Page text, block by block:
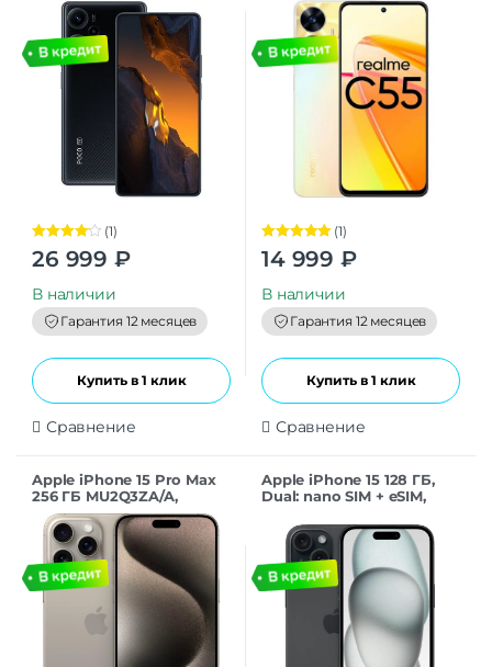
Оценка
4.00из 5
(1)
26 999 ₽
В наличии
Гарантия 12 месяцев
Купить в 1 клик
Сравнение
Оценка 5.00
из 5
(1)
14 999 ₽
В наличии
Гарантия 12 месяцев
Купить в 1 клик
Сравнение
Apple iPhone 15 Pro Max
256 ГБ MU2Q3ZA/A,
натуральный титан
Apple iPhone 15 128 ГБ,
Dual: nano SIM + eSIM,